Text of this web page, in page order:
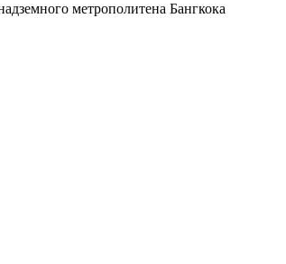
метрополитена Бангкока